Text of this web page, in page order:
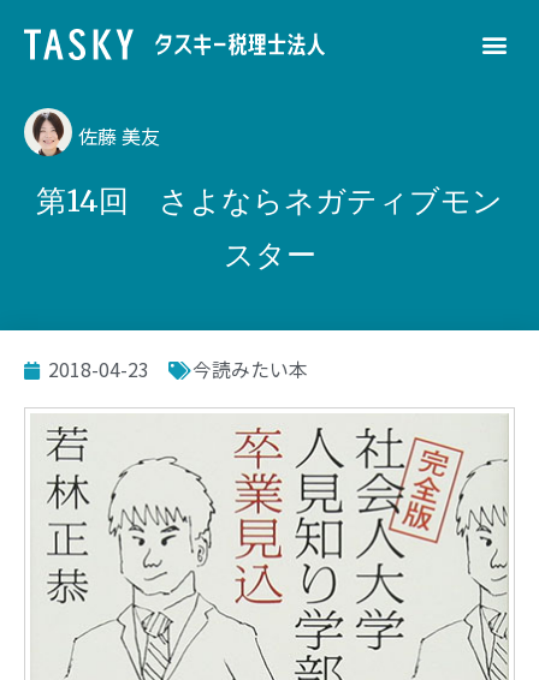
佐藤 美友
第14回 さよならネガティブモン
スター
2018-04-23 今読みたい本